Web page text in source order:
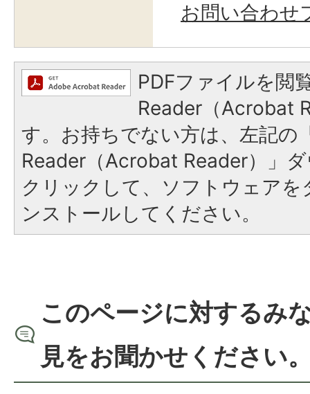
お問い合わせ
PDFファイルを閲
Reader（Acrobat
す。お持ちでない方は、左記の
Reader（Acrobat Reader）」
クリックして、ソフトウェア
ンストールしてください。
このページに対するみ
見をお聞かせください